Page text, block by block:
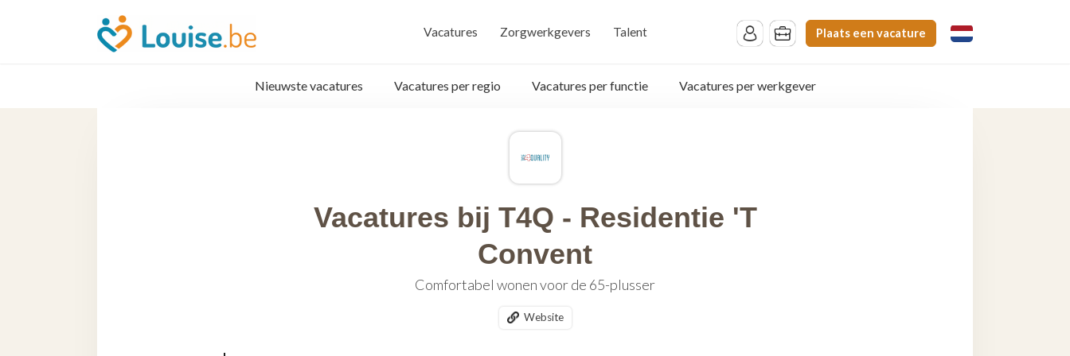
Vacatures Zorgwerkgevers Talent Plaats een vacature
Nieuwste vacatures Vacatures per regio Vacatures per functie Vacatures per werkgever
Vacatures bij T4Q - Residentie 'T
Convent
Comfortabel wonen voor de 65-plusser
Website